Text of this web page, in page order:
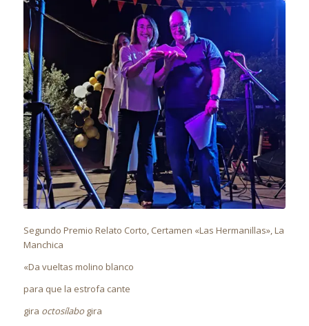
Segundo Premio Relato Corto, Certamen «Las Hermanillas», La
Manchica
«Da vueltas molino blanco
para que la estrofa cante
gira octosílabogira